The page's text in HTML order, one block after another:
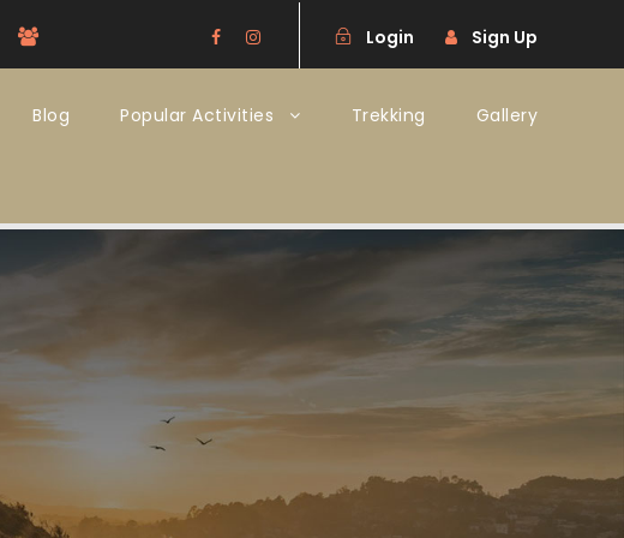
Login Sign Up
Blog Popular Activities Trekking Gallery